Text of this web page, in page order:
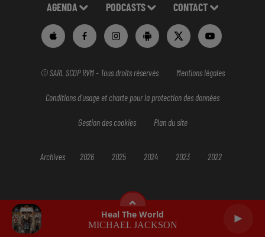
Heal The World
MICHAEL JACKSON
AGENDA PODCASTS CONTACT
© SARL SCOP RVM - Tous droits réservés Mentions légales
Conditions d'usage et charte pour la protection des données
Gestion des cookies Plan du site
Archives 2026 2025 2024 2023 2022